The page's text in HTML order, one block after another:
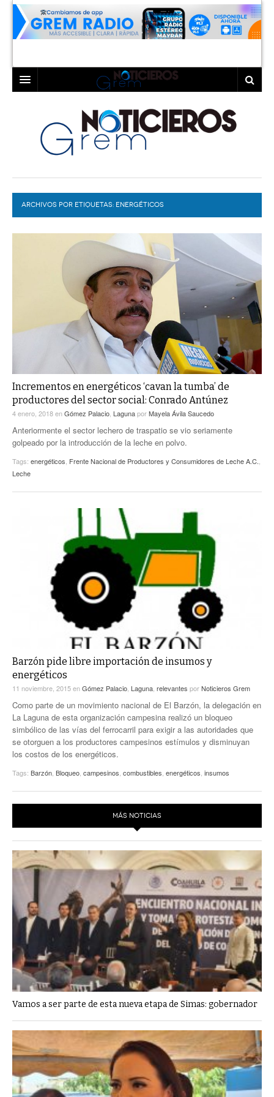
LAGUNA
TORREÓN
GÓMEZ PALACIO
LERDO
COAHUILA
DURANGO
DEPORTES
EL EXACTO
EXA INFORMA
GLOBO
CONTEXTOS
TRAYECTO LAGUNA
A MEDIA MAÑANA
A TODA LEY
DIÁLOGOS CON LA HISTORIA
TWEETS AND BEATS
LA MEJOR 97.1 ESTÉREO GALLITO
ACTUALIDADES GREM
PULSO
COLABORADORES
ACTUALIDADES GREM
ARCHIVOS POR ETIQUETAS: ENERGÉTICOS
Incrementos en energéticos ‘cavan la tumba’ de
productores del sector social: Conrado Antúnez
4 enero, 2018enGómez Palacio LagunaporMayela Ávila Saucedo
Anteriormente el sector lechero de traspatio se vio seriamente
golpeado por la introducción de la leche en polvo.
Tags: energéticos Frente Nacional de Productores y Consumidores de Leche A.C.
Leche
Barzón pide libre importación de insumos y
energéticos
11 noviembre, 2015enGómez Palacio Laguna relevantes porNoticieros Grem
Como parte de un movimiento nacional de El Barzón, la delegación en
La Laguna de esta organización campesina realizó un bloqueo
simbólico de las vías del ferrocarril para exigir a las autoridades que
se otorguen a los productores campesinos estímulos y disminuyan
los costos de los energéticos.
Tags: Barzón Bloqueo campesinos combustibles energéticos insumos
MÁS NOTICIAS
Vamos a ser parte de esta nueva etapa de Simas: gobernador